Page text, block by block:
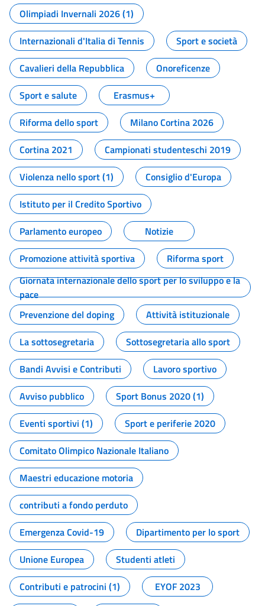
Olimpiadi Invernali 2026 (1)
Internazionali d'Italia di Tennis
Sport e società
Cavalieri della Repubblica
Onoreficenze
Sport e salute
Erasmus+
Riforma dello sport
Milano Cortina 2026
Cortina 2021
Campionati studenteschi 2019
Violenza nello sport (1)
Consiglio d'Europa
Istituto per il Credito Sportivo
Parlamento europeo
Notizie
Promozione attività sportiva
Riforma sport
Giornata internazionale dello sport per lo sviluppo e la
pace
Prevenzione del doping
Attività istituzionale
La sottosegretaria
Sottosegretaria allo sport
Bandi Avvisi e Contributi
Lavoro sportivo
Avviso pubblico
Sport Bonus 2020 (1)
Eventi sportivi (1)
Sport e periferie 2020
Comitato Olimpico Nazionale Italiano
Maestri educazione motoria
contributi a fondo perduto
Emergenza Covid-19
Dipartimento per lo sport
Unione Europea
Studenti atleti
Contributi e patrocini (1)
EYOF 2023